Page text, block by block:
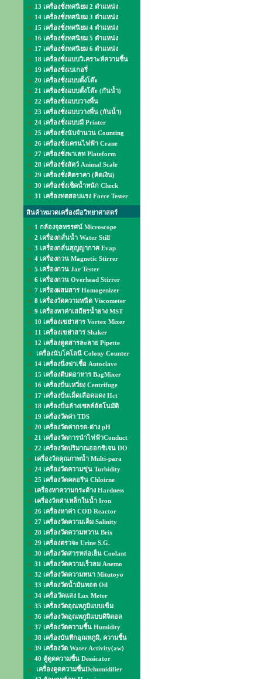
13 เครื่องชั่งทศนิยม 2 ตำแหน่ง
14 เครื่องชั่งทศนิยม 3 ตำแหน่ง
15 เครื่องชั่งทศนิยม 4 ตำแหน่ง
16 เครื่องชั่งทศนิยม 5 ตำแหน่ง
17 เครื่องชั่งทศนิยม 6 ตำแหน่ง
18 เครื่องชั่งแบบวิเคราะห์ความชื้น
19 เครื่องชั่งเบเกอรี่
20 เครื่องชั่งแบบตั้งโต๊ะ
21 เครื่องชั่งแบบตั้งโต๊ะ (กันน้ำ)
22 เครื่องชั่งแบบวางพื้น
23 เครื่องชั่งแบบวางพื้น (กันน้ำ)
24 เครื่องชั่งแบบมี Printer
25 เครื่องชั่งนับจำนวน Counting
26 เครื่องชั่งเครนไฟฟ้า Crane
27 เครื่องชั่งพาเลท Plateform
28 เครื่องชั่งสัตว์ Animal Scale
29 เครื่องชั่งคิดราคา (คิดเงิน)
30 เครื่องชั่งเช็คน้ำหนัก Check
31 เครื่องทดสอบแรง Force Tester
สินค้าหมวดเครื่องมือวิทยาศาสตร์
1 กล้องจุลทรรศน์ Microscope
2 เครื่องกลั่นน้ำ Water Still
3 เครื่องกลั่นสุญญากาศ Evap
4 เครื่องกวน Magnetic Stirrer
5 เครื่องกวน Jar Tester
6 เครื่องกวน Overhead Stirrer
7 เครื่องผสมสาร Homogenizer
8 เครื่องวัดความหนืด Viscometer
9 เครื่องหาค่าเสถียรน้ำยาง MST
10 เครื่องเขย่าสาร Vortex Mixer
11 เครื่องเขย่าสาร Shaker
12 เครื่องดูดสารละลาย Pipette
เครื่องนับโคโลนี Colony Counter
14 เครื่องนึ่งฆ่าเชื้อ Autoclave
15 เครื่องตีบดอาหาร BagMixer
16 เครื่องปั่นเหวี่ยง Centrifuge
17 เครื่องปั่นเม็ดเลือดแดง Hct
18 เครื่องปั่นล้างเซลล์อัตโนมัติ
19 เครื่องวัดค่า TDS
20 เครื่องวัดค่ากรด-ด่าง pH
21 เครื่องวัดการนำไฟฟ้าConduct
22 เครื่องวัดปริมาณออกซิเจน DO
เครื่องวัดคุณภาพน้ำ Multi-para
24 เครื่องวัดความขุ่น Turbidity
25 เครื่องวัดคลอรีน Chloirne
เครื่องหาความกระด้าง Hardness
เครื่องวัดค่าเหล็กในน้ำ Iron
26 เครื่องหาค่า COD Reactor
27 เครื่องวัดความเค็ม Salinity
28 เครื่องวัดความหวาน Brix
29 เครื่องตรวจะ Urine S.G.
30 เครื่องวัดสารหล่อเย็น Coolant
31 เครื่องวัดความเร็วลม Anemo
32 เครื่องวัดความหนา Mitutoyo
33 เครื่องวัดน้ำมันทอด Oil
34 เครื่อวัดแสง Lux Meter
35 เครื่องวัดอุณหภูมิแบบเข็ม
36 เครื่องวัดอุณหภูมิแบบดิจิตอล
37 เครื่องวัดความชื้น Humidity
38 เครื่องบันทึกอุณหภูมิ, ความชื้น
39 เครื่องวัด Water Activity(aw)
40 ตู้ดูดความชื้น Dessicator
เครื่องดูดความชื้นDehumidifier